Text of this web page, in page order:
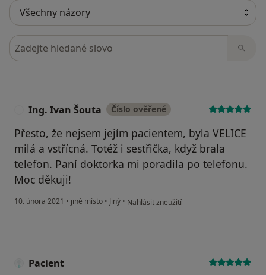
Hledejte v názorech
Ing. Ivan Šouta Číslo ověřené
Přesto, že nejsem jejím pacientem, byla VELICE
milá a vstřícná. Totéž i sestřička, když brala
telefon. Paní doktorka mi poradila po telefonu.
Moc děkuji!
10. února 2021 • jiné místo • Jiný • podle názoru uživatele Ing. Ivan Šouta
Nahlásit zneužití
Pacient